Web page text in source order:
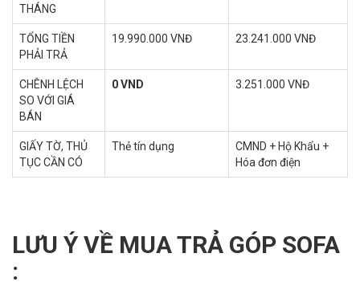
THÁNG
TỔNG TIỀN
PHẢI TRẢ
19.990.000 VNĐ 23.241.000 VNĐ
CHÊNH LỆCH
SO VỚI GIÁ
BÁN
0 VND 3.251.000 VNĐ
GIẤY TỜ, THỦ
TỤC CẦN CÓ
Thẻ tín dụng
CMND + Hộ Khẩu +
Hóa đơn điện
LƯU Ý VỀ MUA TRẢ GÓP SOFA
: